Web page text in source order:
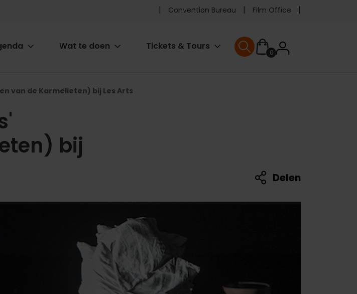
Pre
header
Convention Bureau Film Office
Wat te doen Tickets & Tours
0User
User menu
van de Karmelieten) bij Les Arts
bij
Delen